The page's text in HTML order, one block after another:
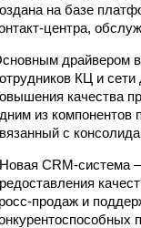
на базе
центра,
драйвером
КЦ и
качества
из компонентов
с
CRM-система
продаж и